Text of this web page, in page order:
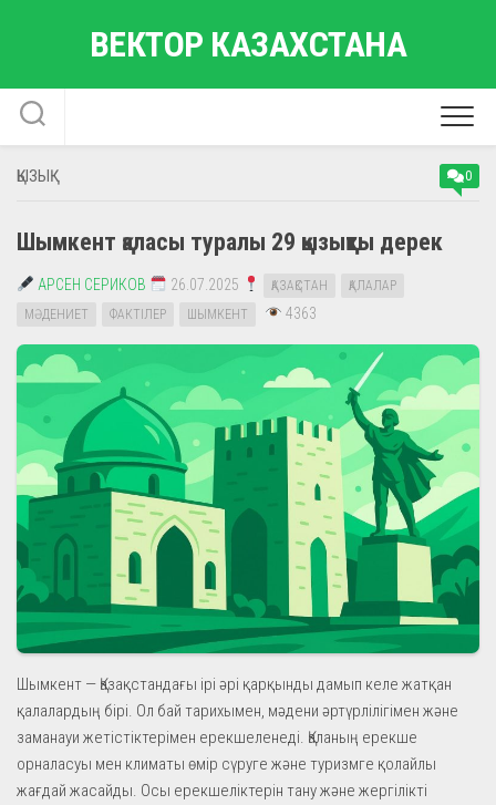
ВЕКТОР КАЗАХСТАНА
ҚЫЗЫҚ 0
Шымкент қаласы туралы 29 қызықты дерек
АРСЕН СЕРИКОВ 26.07.2025 ҚАЗАҚСТАН
ҚАЛАЛАР
МӘДЕНИЕТ
ФАКТІЛЕР ШЫМКЕНТ 4363
Шымкент — Қазақстандағы ірі әрі қарқынды дамып келе жатқан
қалалардың бірі. Ол бай тарихымен, мәдени әртүрлілігімен және
заманауи жетістіктерімен ерекшеленеді. Қаланың ерекше
орналасуы мен климаты өмір сүруге және туризмге қолайлы
жағдай жасайды. Осы ерекшеліктерін тану және жергілікті